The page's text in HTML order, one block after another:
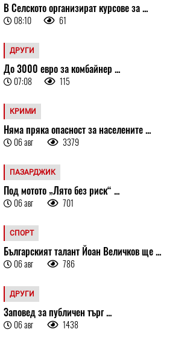
В Селското организират курсове за ...
08:10 61
ДРУГИ
До 3000 евро за комбайнер ...
07:08 115
КРИМИ
Няма пряка опасност за населените ...
06 авг 3379
ПАЗАРДЖИК
Под мотото „Лято без риск“ ...
06 авг 701
СПОРТ
Българският талант Йоан Величков ще ...
06 авг 786
ДРУГИ
Заповед за публичен търг ...
06 авг 1438